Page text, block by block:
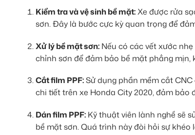
Kiểm tra và vệ sinh bề mặt:Xe được rửa
sơn. Đây là bước cực kỳ quan trọng để
Xử lý bề mặt sơn:Nếu có các vết xước
chỉnh sơn để đảm bảo bề mặt phẳng mịn,
Cắt film PPF:Sử dụng phần mềm cắt
chi tiết trên xe Honda City 2020, đảm
Dán film PPF:Kỹ thuật viên lành nghề sẽ
bề mặt sơn. Quá trình này đòi hỏi sự